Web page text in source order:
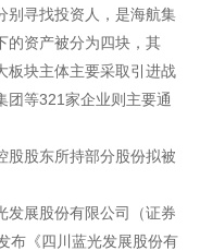
别寻找投资人，是海航集
的资产被分为四块，其
板块主体主要采取引进战
团等321家企业则主要通
股股东所持部分股份拟被
发展股份有限公司（证券
布《四川蓝光发展股份有